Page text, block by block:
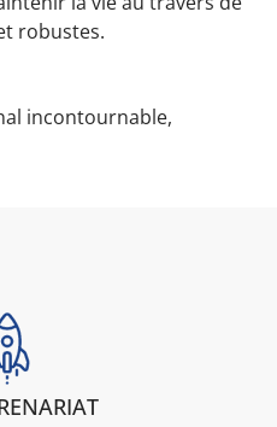
robustes.
incontournable,